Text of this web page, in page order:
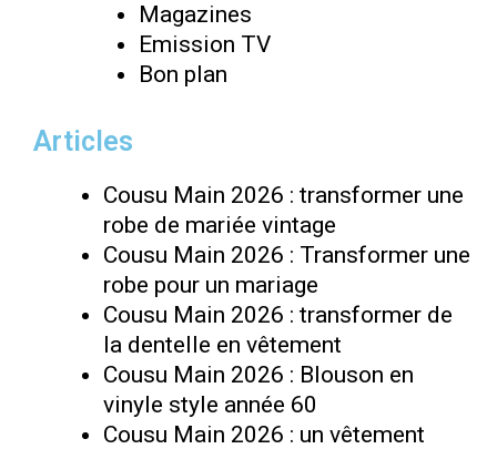
Magazines
Emission TV
Bon plan
Articles
Cousu Main 2026 : transformer une
robe de mariée vintage
Cousu Main 2026 : Transformer une
robe pour un mariage
Cousu Main 2026 : transformer de
la dentelle en vêtement
Cousu Main 2026 : Blouson en
vinyle style année 60
Cousu Main 2026 : un vêtement